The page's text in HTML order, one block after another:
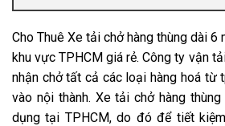
Cho Thuê Xe tải chở hàng thùng dài 6
khu vực TPHCM giá rẻ. Công ty vận
nhận chở tất cả các loại hàng hoá từ
vào nội thành. Xe tải chở hàng
dụng tại TPHCM, do đó để tiết